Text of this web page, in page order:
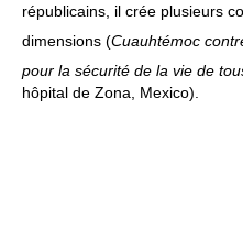
républicains, il crée plusieurs
dimensions (Cuauhtémoc
pour la sécurité de la vie de
hôpital de Zona, Mexico).